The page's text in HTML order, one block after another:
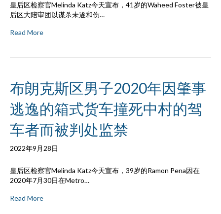
皇后区检察官Melinda Katz今天宣布，41岁的Waheed Foster被皇
后区大陪审团以谋杀未遂和伤…
Read More
布朗克斯区男子2020年因肇事
逃逸的箱式货车撞死中村的驾
车者而被判处监禁
2022年9月28日
皇后区检察官Melinda Katz今天宣布，39岁的Ramon Pena因在
2020年7月30日在Metro…
Read More